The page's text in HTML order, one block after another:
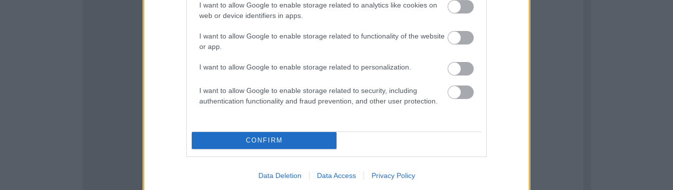
I want to allow Google to enable storage related to analytics like cookies on
web or device identifiers in apps.
I want to allow Google to enable storage related to functionality of the website
or app.
I want to allow Google to enable storage related to personalization.
I want to allow Google to enable storage related to security, including
authentication functionality and fraud prevention, and other user protection.
CONFIRM
Data Deletion Data Access Privacy Policy
belgium
bocusedor
bocuse dor
dél amerika
english
északi konyha
francia konyha
holland konyha